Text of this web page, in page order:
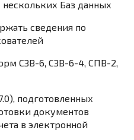
Баз данных
сведения по
СЗВ-6, СЗВ-6-4, СПВ-2,
подготовленных
документов
в электронной